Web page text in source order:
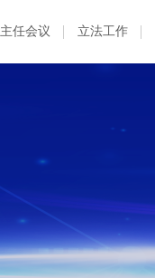
主任会议 立法工作